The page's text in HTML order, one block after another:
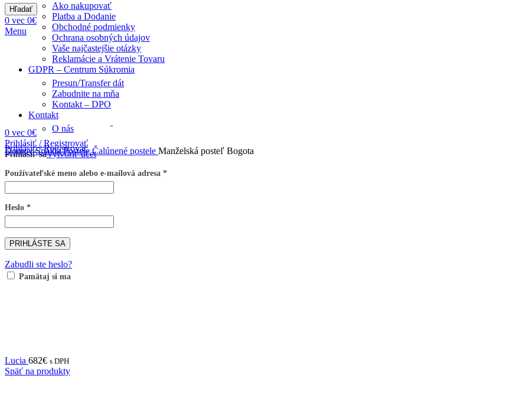
Hľadať
0 vec 0€
Menu
0 vec 0€
Prihlásiť / Registrovať
Prihlásiť saVytvoriť účet
Používateľské meno alebo e-mailová adresa *
Heslo *
PRIHLÁSTE SA
Zabudli ste heslo?
Pamätaj si ma
Ako nakupovať
Platba a Dodanie
Obchodné podmienky
Ochrana osobných údajov
Vaše najčastejšie otázky
Reklamácie a Vrátenie Tovaru
GDPR – Centrum Súkromia
Presun/Transfer dát
Zabudnite na mňa
Kontakt – DPO
Kontakt
O nás
Prihlásiť / Registrovať
DomovSpálňaPosteleČalúnené postele Manželská posteľ Bogota
Lucia 682€ s DPH
Späť na produkty